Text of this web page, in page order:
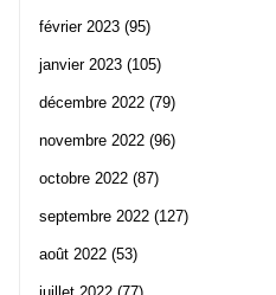
février 2023 (95)
janvier 2023 (105)
décembre 2022 (79)
novembre 2022 (96)
octobre 2022 (87)
septembre 2022 (127)
août 2022 (53)